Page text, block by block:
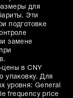
для
Эти
подготовке
замене
цены в CNY
упаковку. Для
уровня: General
frequency price